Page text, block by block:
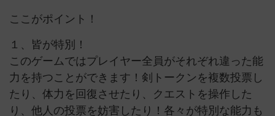
ここがポイント！
１、皆が特別！
このゲームではプレイヤー全員がそれぞれ違った能
力を持つことができます！剣トークンを複数投票し
たり、体力を回復させたり、クエストを操作した
り、他人の投票を妨害したり！各々が特別な能力も